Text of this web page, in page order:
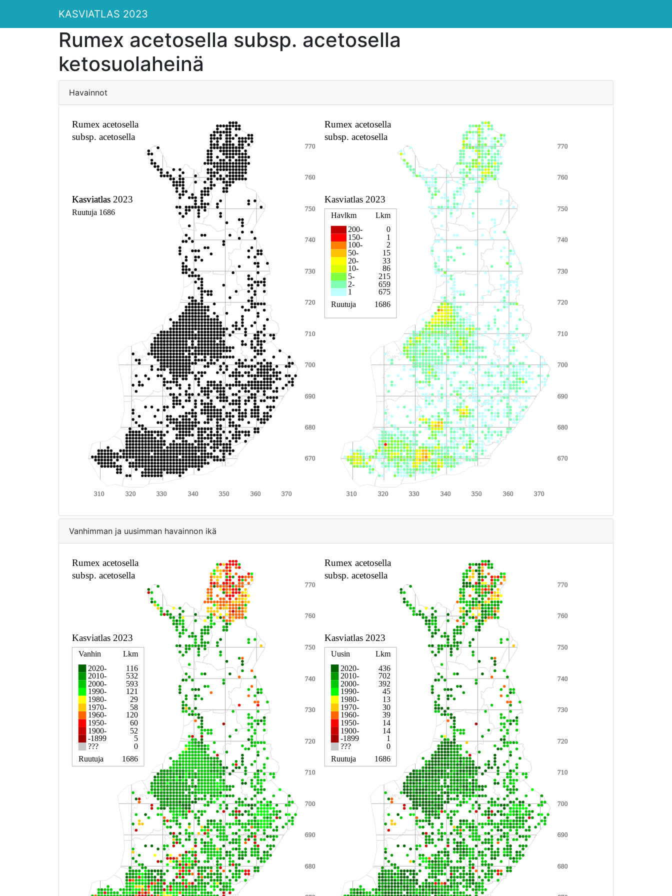
KASVIATLAS 2023
Rumex acetosella subsp. acetosella
ketosuolaheinä
Havainnot
Vanhimman ja uusimman havainnon ikä